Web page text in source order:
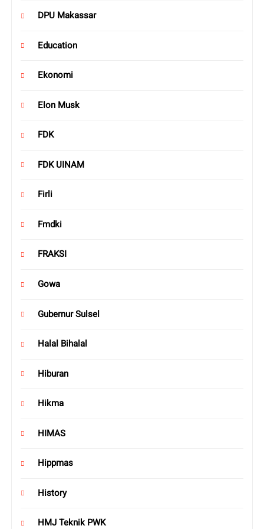
DPU Makassar
Education
Ekonomi
Elon Musk
FDK
FDK UINAM
Firli
Fmdki
FRAKSI
Gowa
Gubernur Sulsel
Halal Bihalal
Hiburan
Hikma
HIMAS
Hippmas
History
HMJ Teknik PWK